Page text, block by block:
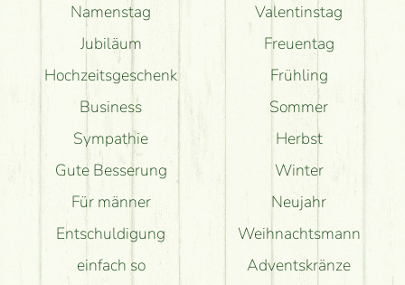
Namenstag
Jubiläum
Hochzeitsgeschenk
Business
Sympathie
Gute Besserung
Für männer
Entschuldigung
einfach so
Valentinstag
Freuentag
Frühling
Sommer
Herbst
Winter
Neujahr
Weihnachtsmann
Adventskränze